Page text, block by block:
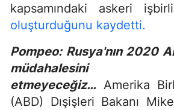
kapsamındaki askeri
oluşturduğunu kaydetti.
Pompeo: Rusya'nın 2020
etmeyeceğiz… Amerika
(ABD) Dışişleri Bakanı